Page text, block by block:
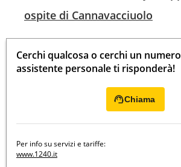
ospite di Cannavacciuolo
Cerchi qualcosa o cerchi un
assistente personale ti risponderà!
Chiama
Per info su servizi e tariffe:
www.1240.it